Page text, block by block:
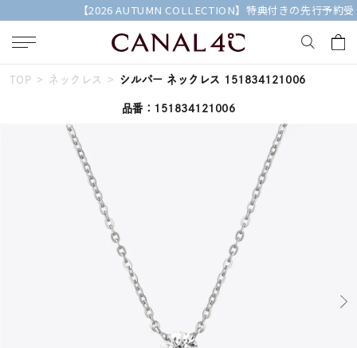
【2026 AUTUMN COLLECTION】特典付きの先行予約受付中
キーワードで検索する
人気検索キーワード
#ハーフエタニティリング #エタニティ
#ダイヤモンド ネックレス
TOP ネックレス シルバー ネックレス 151834121006
品番：151834121006